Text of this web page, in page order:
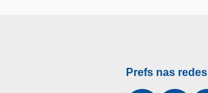
Prefs nas redes